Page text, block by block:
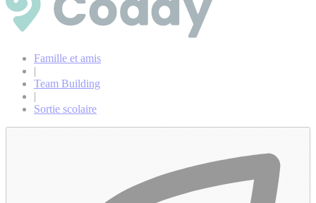
Famille et amis
|
Team Building
|
Sortie scolaire